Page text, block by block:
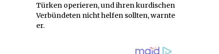
Türken operieren, und ihren kurdischen
Verbündeten nicht helfen sollten, warnte
er.